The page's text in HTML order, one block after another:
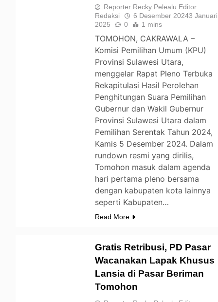
Reporter Recky Pelealu Editor
Redaksi
6 Desember 20243 Januari
2025
0 1 mins
TOMOHON, CAKRAWALA –
Komisi Pemilihan Umum (KPU)
Provinsi Sulawesi Utara,
menggelar Rapat Pleno Terbuka
Rekapitulasi Hasil Perolehan
Penghitungan Suara Pemilihan
Gubernur dan Wakil Gubernur
Provinsi Sulawesi Utara dalam
Pemilihan Serentak Tahun 2024,
Kamis 5 Desember 2024. Dalam
rundown resmi yang dirilis,
Tomohon masuk dalam agenda
hari pertama pleno bersama
dengan kabupaten kota lainnya
seperti Kabupaten…
Read More
Gratis Retribusi, PD Pasar
Wacanakan Lapak Khusus
Lansia di Pasar Beriman
Tomohon